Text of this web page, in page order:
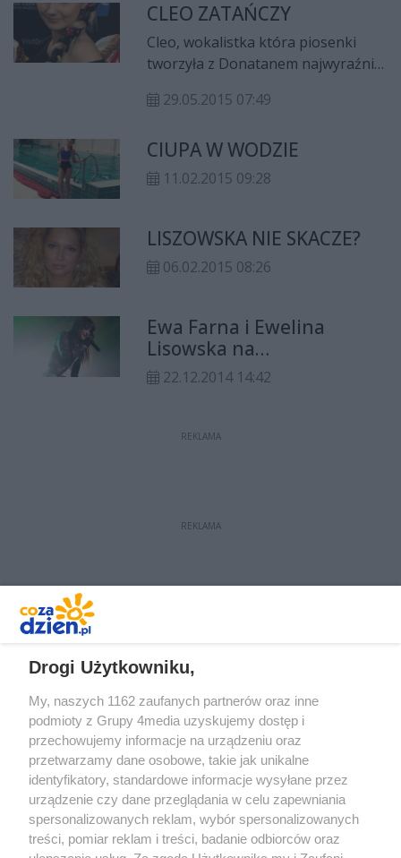
chodzi o show biznes, a konkretniej
o dzieci, które biorą w nim udział.
CLEO ZATAŃCZY
Cleo, wokalistka która piosenki
tworzyła z Donatanem najwyraźniej
sławą – choć gatunek muzyczny w
29.05.2015 07:49
CIUPA W WODZIE
11.02.2015 09:28
LISZOWSKA NIE SKACZE?
06.02.2015 08:26
Ewa Farna i Ewelina
Lisowska na
sylwestrowym koncercie
Polsatu?
22.12.2014 14:42
REKLAMA
REKLAMA
Redakcja Reklama Prywatność
Praca Łódź
the:protocol
Drogi Użytkowniku,
My, naszych 1162 zaufanych partnerów oraz inne
podmioty z Grupy 4media uzyskujemy dostęp i
przechowujemy informacje na urządzeniu oraz
przetwarzamy dane osobowe, takie jak unikalne
identyfikatory, standardowe informacje wysyłane przez
urządzenie czy dane przeglądania w celu zapewniania
spersonalizowanych reklam, wybór spersonalizowanych
treści, pomiar reklam i treści, badanie odbiorców oraz